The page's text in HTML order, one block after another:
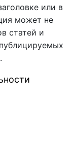
или в
может не
статей и